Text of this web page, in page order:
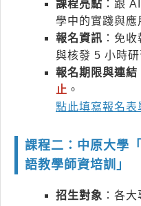
課程亮點 ：跟
學中的實踐與應
報名資訊 ：免
與核發 5 小時研
報名期限與連結
止 。
點此填寫報名表
課程二：中原大學
語教學師資培訓」
招生對象 ：各